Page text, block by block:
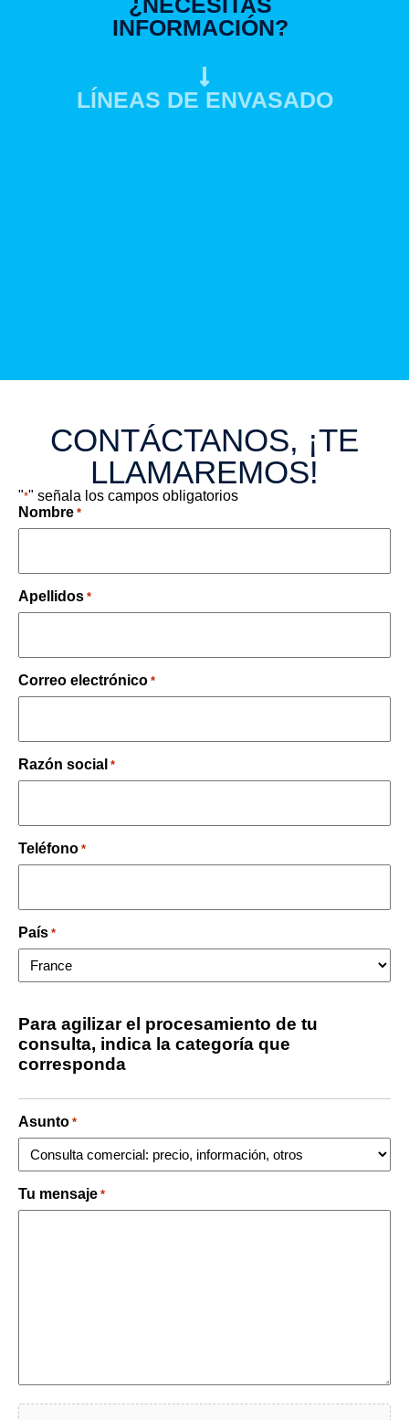
INFORMACIÓN?
LÍNEAS DE ENVASADO
CONTÁCTANOS, ¡TE
LLAMAREMOS!
"*" señala los campos obligatorios
Nombre *
Apellidos *
Correo electrónico *
Razón social *
Teléfono *
País *
Para agilizar el procesamiento de tu
consulta, indica la categoría que
corresponda
Asunto *
Tu mensaje *
Fichier